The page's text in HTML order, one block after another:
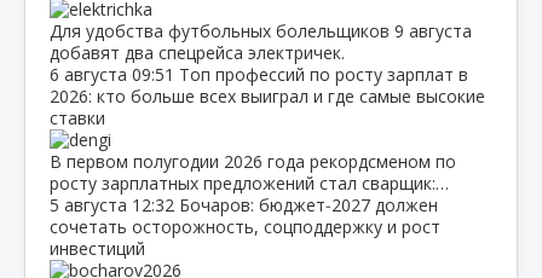
Для удобства футбольных болельщиков 9 августа
добавят два спецрейса электричек.
6 августа 09:51 Топ профессий по росту зарплат в
2026: кто больше всех выиграл и где самые высокие
ставки
В первом полугодии 2026 года рекордсменом по
росту зарплатных предложений стал сварщик:…
5 августа 12:32 Бочаров: бюджет‑2027 должен
сочетать осторожность, соцподдержку и рост
инвестиций